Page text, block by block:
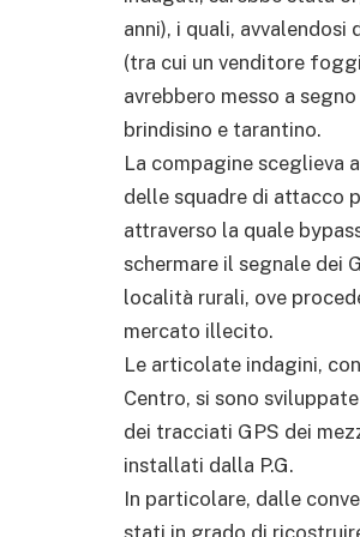
anni), i quali,
(tra cui un venditore
avrebbero messo a
brindisino e tarantino.
La compagine sceglieva
delle squadre di attacco
attraverso la quale
schermare il segnale dei
località rurali, ove
mercato illecito.
Le articolate indagini,
Centro, si sono
dei tracciati GPS dei
installati dalla P.G.
In particolare, dalle
stati in grado di